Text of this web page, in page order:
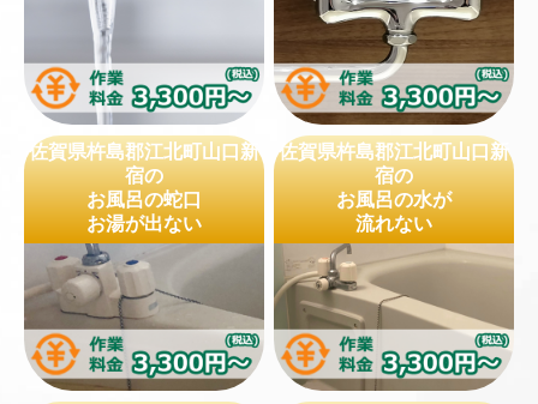
佐賀県杵島郡江北町山口新
宿の
お風呂の蛇口
お湯が出ない
佐賀県杵島郡江北町山口新
宿の
お風呂の水が
流れない